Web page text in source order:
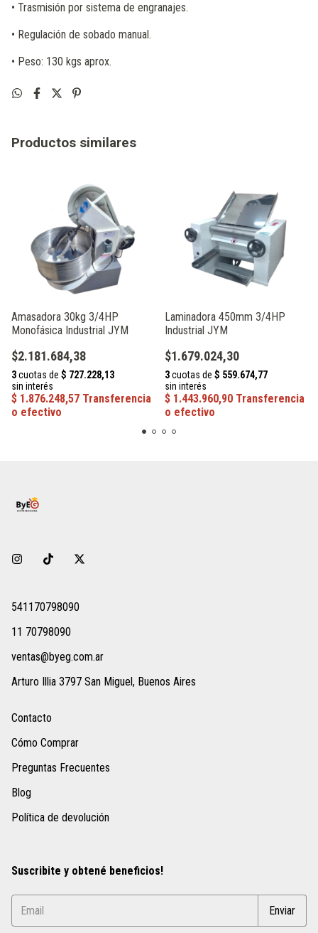
• Trasmisión por sistema de engranajes.
• Regulación de sobado manual.
• Peso: 130 kgs aprox.
Productos similares
Amasadora 30kg 3/4HP
Monofásica Industrial JYM
$2.181.684,38
Laminadora 450mm 3/4HP
Industrial JYM
$1.679.024,30
541170798090
11 70798090
ventas@byeg.com.ar
Arturo Illia 3797 San Miguel, Buenos Aires
Contacto
Cómo Comprar
Preguntas Frecuentes
Blog
Política de devolución
Suscribite y obtené beneficios!